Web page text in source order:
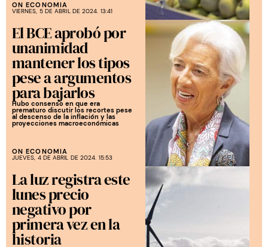
ON ECONOMIA
VIERNES, 5 DE ABRIL DE 2024. 13:41
El BCE aprobó por
unanimidad
mantener los tipos
pese a argumentos
para bajarlos
Hubo consenso en que era
prematuro discutir los recortes pese
al descenso de la inflación y las
proyecciones macroeconómicas
ON ECONOMIA
JUEVES, 4 DE ABRIL DE 2024. 15:53
La luz registra este
lunes precio
negativo por
primera vez en la
historia